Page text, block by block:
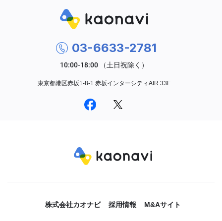
03-6633-2781
東京都港区赤坂1-8-1 赤坂インターシティAIR 33F
株式会社カオナビ 採用情報 M&Aサイト